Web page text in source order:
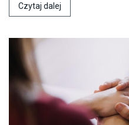
Czytaj dalej